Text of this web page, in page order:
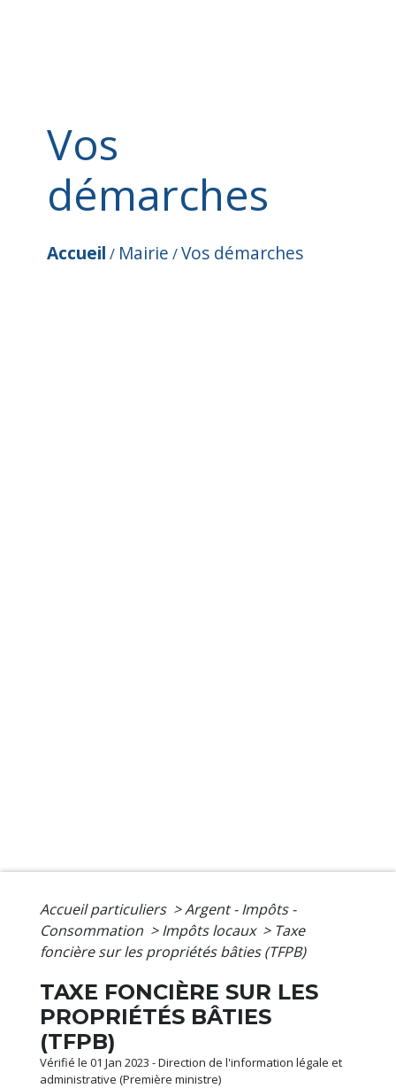
Vos
démarches
Accueil / Mairie /Vos démarches
Accueil particuliers >Argent - Impôts -
Consommation > Impôts locaux > Taxe
foncière sur les propriétés bâties (TFPB)
TAXE FONCIÈRE SUR LES
PROPRIÉTÉS BÂTIES
(TFPB)
Vérifié le 01 Jan 2023 - Direction de l'information légale et
administrative (Première ministre)